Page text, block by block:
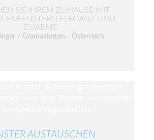
SIE IHREM ZUHAUSE MIT
ELEGANZ UND
CHARME
/ Gramastetten - Österreich
AUSTAUSCHEN